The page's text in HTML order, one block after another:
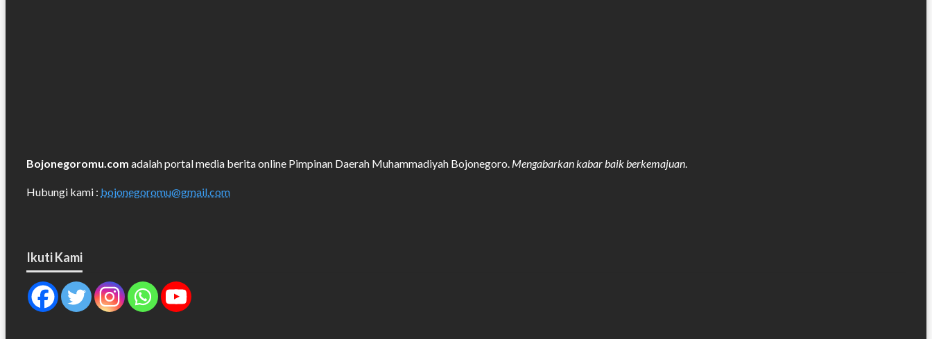
Bojonegoromu.com adalah portal media berita online Pimpinan Daerah Muhammadiyah Bojonegoro. Mengabarkan kabar baik berkemajuan.
Hubungi kami : bojonegoromu@gmail.com
Ikuti Kami